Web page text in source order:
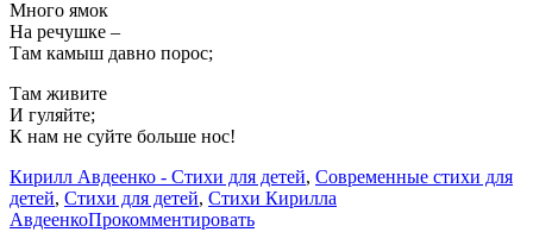
Много ямок
На речушке –
Там камыш давно порос;
Там живите
И гуляйте;
К нам не суйте больше нос!
Кирилл Авдеенко - Стихи для детей, Современные стихи для
детей, Стихи для детей, Стихи Кирилла
АвдеенкоПрокомментировать